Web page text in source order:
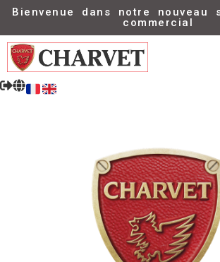
Bienvenue dans notre nouveau
commercial